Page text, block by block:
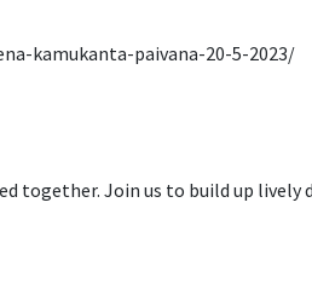
kamukanta-paivana-20-5-2023/
together. Join us to build up